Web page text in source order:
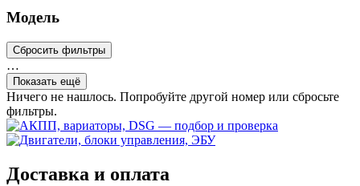
Модель
Сбросить фильтры
…
Показать ещё
Ничего не нашлось. Попробуйте другой номер или сбросьте
фильтры.
Доставка и оплата